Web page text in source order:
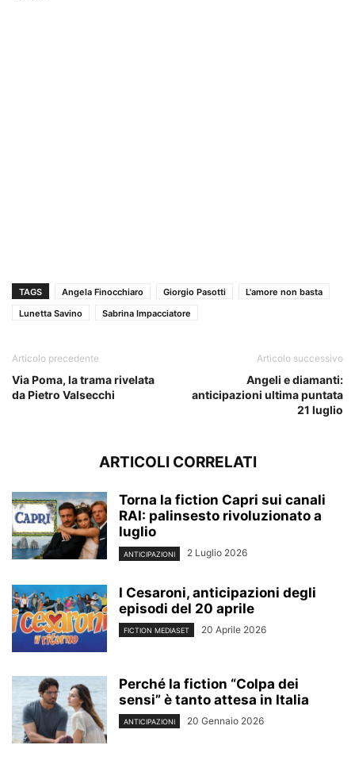
TAGS Angela Finocchiaro Giorgio Pasotti
L'amore non basta
Lunetta Savino
Sabrina Impacciatore
Articolo precedente
Via Poma, la trama rivelata
da Pietro Valsecchi
Articolo successivo
Angeli e diamanti:
anticipazioni ultima puntata
21 luglio
ARTICOLI CORRELATI
Torna la fiction Capri sui canali
RAI: palinsesto rivoluzionato a
luglio
ANTICIPAZIONI 2 Luglio 2026
I Cesaroni, anticipazioni degli
episodi del 20 aprile
FICTION MEDIASET 20 Aprile 2026
Perché la fiction “Colpa dei
sensi” è tanto attesa in Italia
ANTICIPAZIONI 20 Gennaio 2026